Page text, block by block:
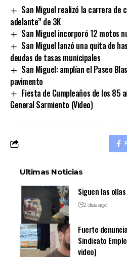
San Miguel realizó la carrera de
adelante” de 3K
San Miguel incorporó 12 motos
San Miguel lanzó una quita de
deudas de tasas municipales
San Miguel: amplían el Paseo
pavimento
Fiesta de Cumpleaños de los 85
General Sarmiento (Video)
Ultimas Noticias
Siguen las
2 días ago
Fuerte
Sindicato
video)